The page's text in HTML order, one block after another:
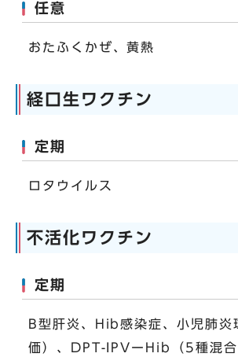
任意
おたふくかぜ、黄熱
経口生ワクチン
定期
ロタウイルス
不活化ワクチン
定期
B型肝炎、Hib感染症、小児肺炎
価）、DPT-IPVーHib（5種混合